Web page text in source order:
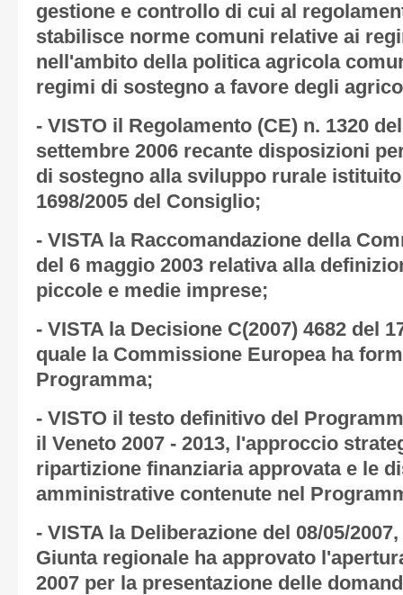
gestione e controllo di cui al
stabilisce norme comuni relative ai
nell'ambito della politica agricola
regimi di sostegno a favore degli
- VISTO il Regolamento (CE) n. 1320
settembre 2006 recante disposizioni
di sostegno alla sviluppo rurale
1698/2005 del Consiglio;
- VISTA la Raccomandazione della
del 6 maggio 2003 relativa alla
piccole e medie imprese;
- VISTA la Decisione C(2007) 4682 del
quale la Commissione Europea ha
Programma;
- VISTO il testo definitivo del
il Veneto 2007 - 2013, l'approccio
ripartizione finanziaria approvata e le
amministrative contenute nel
- VISTA la Deliberazione del 08/05/
Giunta regionale ha approvato
2007 per la presentazione delle